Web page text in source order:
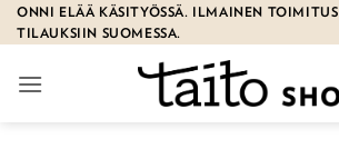
Skip
to
ONNI ELÄÄ KÄSITYÖSSÄ. ILMAINEN
TILAUKSIIN SUOMESSA.